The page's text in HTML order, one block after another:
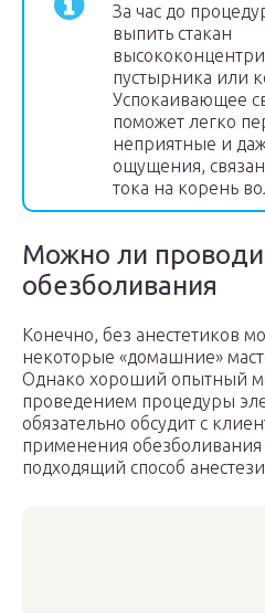
За час до
выпить стакан
пустырника или
Успокаивающее
поможет легко
неприятные и
ощущения,
тока на корень
Можно ли
обезболивания
Конечно, без анестетиков
некоторые «домашние»
Однако хороший опытный
проведением процедуры
обязательно обсудит с
применения
подходящий способ